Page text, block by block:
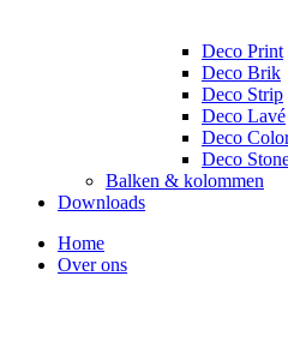
Deco Print
Deco Brik
Deco Strip
Deco Lavé
Deco
Deco
Balken & kolommen
Downloads
Home
Over ons